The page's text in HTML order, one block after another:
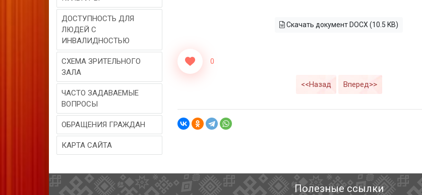
ДОСТУПНОСТЬ ДЛЯ
ЛЮДЕЙ С
ИНВАЛИДНОСТЬЮ
СХЕМА ЗРИТЕЛЬНОГО
ЗАЛА
ЧАСТО ЗАДАВАЕМЫЕ
ВОПРОСЫ
ОБРАЩЕНИЯ ГРАЖДАН
КАРТА САЙТА
Скачать документ DOCX (10.5 KB)
0
<<Назад Вперед>>
Полезные ссылки